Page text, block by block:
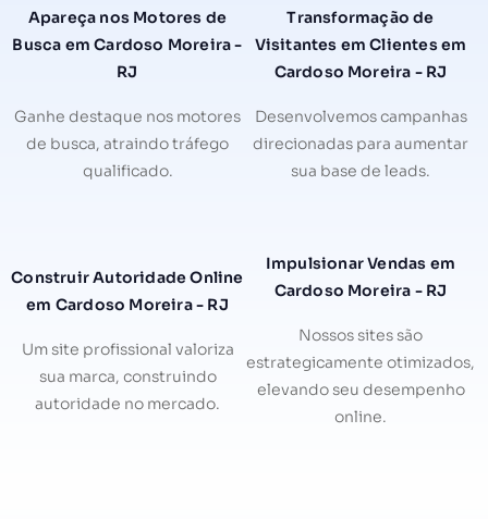
Apareça nos Motores de
Busca em Cardoso Moreira -
RJ
Ganhe destaque nos motores
de busca, atraindo tráfego
qualificado.
Transformação de
Visitantes em Clientes em
Cardoso Moreira - RJ
Desenvolvemos campanhas
direcionadas para aumentar
sua base de leads.
Construir Autoridade Online
em Cardoso Moreira - RJ
Um site profissional valoriza
sua marca, construindo
autoridade no mercado.
Impulsionar Vendas em
Cardoso Moreira - RJ
Nossos sites são
estrategicamente otimizados,
elevando seu desempenho
online.